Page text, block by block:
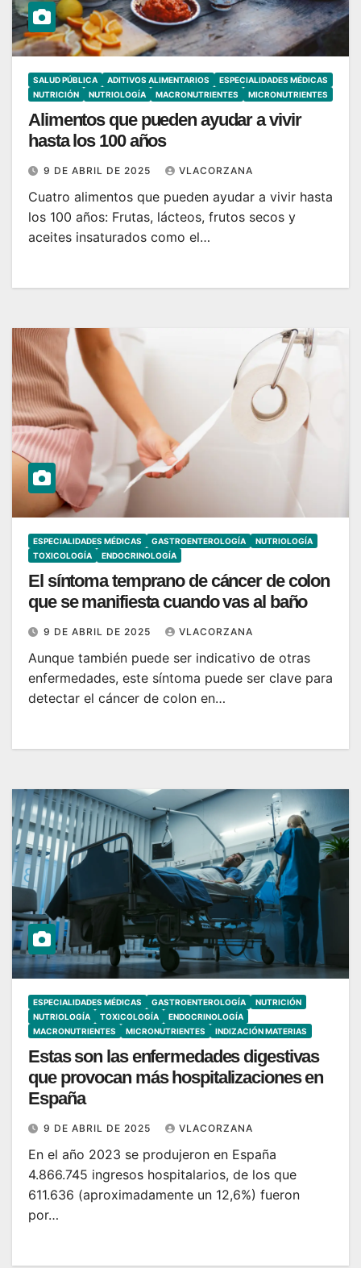
SALUD PÚBLICA ADITIVOS ALIMENTARIOS
ESPECIALIDADES MÉDICAS
NUTRICIÓN
NUTRIOLOGÍA MACRONUTRIENTES MICRONUTRIENTES
Alimentos que pueden ayudar a vivir
hasta los 100 años
9 DE ABRIL DE 2025 VLACORZANA
Cuatro alimentos que pueden ayudar a vivir hasta
los 100 años: Frutas, lácteos, frutos secos y
aceites insaturados como el…
ESPECIALIDADES MÉDICAS GASTROENTEROLOGÍA
NUTRIOLOGÍA
TOXICOLOGÍA
ENDOCRINOLOGÍA
El síntoma temprano de cáncer de colon
que se manifiesta cuando vas al baño
9 DE ABRIL DE 2025 VLACORZANA
Aunque también puede ser indicativo de otras
enfermedades, este síntoma puede ser clave para
detectar el cáncer de colon en…
ESPECIALIDADES MÉDICAS GASTROENTEROLOGÍA
NUTRICIÓN
NUTRIOLOGÍA
TOXICOLOGÍA
ENDOCRINOLOGÍA
MACRONUTRIENTES
MICRONUTRIENTES INDIZACIÓN MATERIAS
Estas son las enfermedades digestivas
que provocan más hospitalizaciones en
España
9 DE ABRIL DE 2025 VLACORZANA
En el año 2023 se produjeron en España
4.866.745 ingresos hospitalarios, de los que
611.636 (aproximadamente un 12,6%) fueron
por…